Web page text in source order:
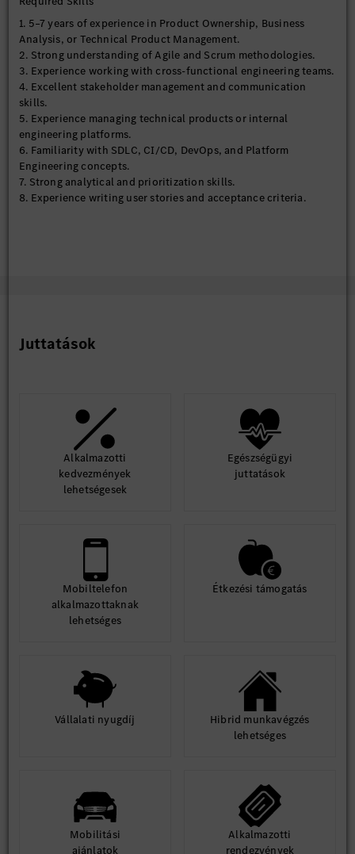
productivity tools including:
SonarCloud
ArgoCD
PactFlow
LaunchDarkly
Internal AI Engineering Tools
Jira
Confluence
Other SDLC and DevOps tooling within the AWS Platform
ecosystem
1. 5–7 years of experience in Product Ownership, Business
Analysis, or Technical Product Management.
2. Strong understanding of Agile and Scrum methodologies.
3. Experience working with cross-functional engineering teams.
4. Excellent stakeholder management and communication
skills.
5. Experience managing technical products or internal
engineering platforms.
6. Familiarity with SDLC, CI/CD, DevOps, and Platform
Engineering concepts.
7. Strong analytical and prioritization skills.
8. Experience writing user stories and acceptance criteria.
Juttatások
Alkalmazotti
kedvezmények
lehetségesek
Egészségügyi
juttatások
Mobiltelefon
alkalmazottaknak
lehetséges
Étkezési támogatás
Vállalati nyugdíj
Hibrid munkavégzés
lehetséges
Mobilitási
ajánlatok
Alkalmazotti
rendezvények